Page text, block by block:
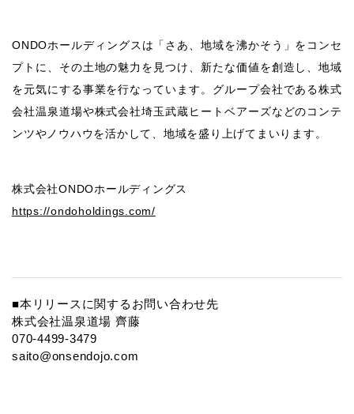
ONDOホールディングスは「さあ、地域を沸かそう」をコンセ
プトに、その土地の魅力を見つけ、新たな価値を創造し、地域
を元気にする事業を行なっています。グループ会社である株式
会社温泉道場や株式会社埼玉武蔵ヒートベアーズなどのコンテ
ンツやノウハウを活かして、地域を盛り上げてまいります。
株式会社ONDOホールディングス
https://ondoholdings.com/
■本リリースに関するお問い合わせ先
株式会社温泉道場 齊藤
070-4499-3479
saito@onsendojo.com